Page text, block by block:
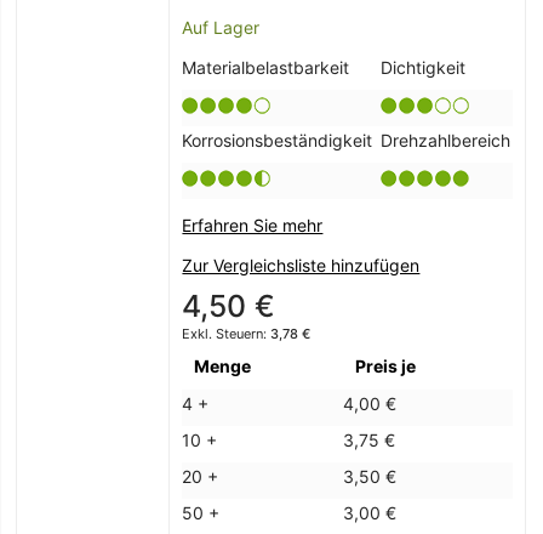
Auf Lager
Materialbelastbarkeit
Dichtigkeit
Korrosionsbeständigkeit Drehzahlbereich
Erfahren Sie mehr
Zur Vergleichsliste hinzufügen
4,50 €
3,78 €
Menge
Preis je
4 +
4,00 €
10 +
3,75 €
20 +
3,50 €
50 +
3,00 €